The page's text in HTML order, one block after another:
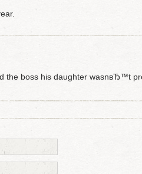
the boss his daughter wasnвЂ™t